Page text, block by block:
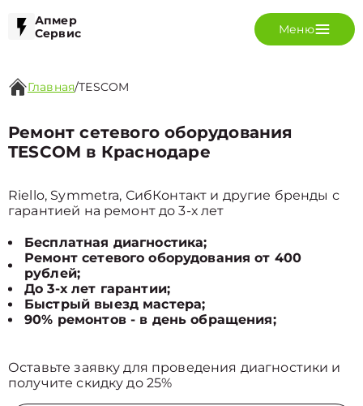
Апмер
Сервис
Меню
Главная/TESCOM
Ремонт сетевого оборудования
TESCOM в Краснодаре
Riello, Symmetra, СибКонтакт и другие бренды с
гарантией на ремонт до 3-х лет
Бесплатная диагностика;
Ремонт сетевого оборудования от 400
рублей;
До 3-х лет гарантии;
Быстрый выезд мастера;
90% ремонтов - в день обращения;
Оставьте заявку для проведения диагностики и
получите скидку до 25%